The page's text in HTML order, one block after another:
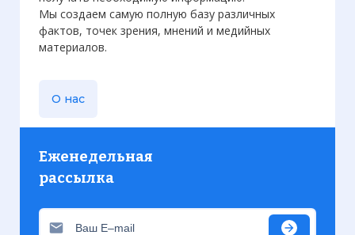
Мы создаем самую полную базу различных
фактов, точек зрения, мнений и медийных
материалов.
О нас
Еженедельная
рассылка